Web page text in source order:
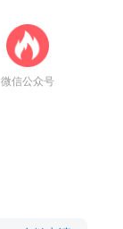
微信公众号